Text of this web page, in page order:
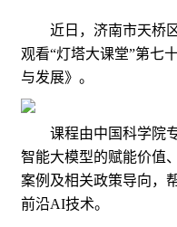
近日，济南市天桥区
观看“灯塔大课堂”第七
与发展》。
课程由中国科学院专
智能大模型的赋能价值
案例及相关政策导向，
前沿AI技术。